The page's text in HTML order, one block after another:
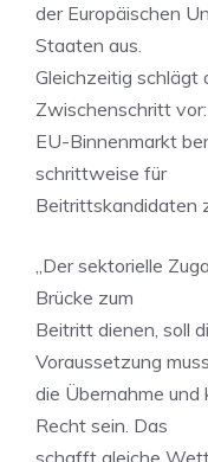
der Europäischen
Staaten aus.
Gleichzeitig schlägt
Zwischenschritt
EU-Binnenmarkt
schrittweise für
Beitrittskandidaten
„Der sektorielle
Brücke zum
Beitritt dienen, soll
Voraussetzung muss
die Übernahme
Recht sein. Das
schafft gleiche